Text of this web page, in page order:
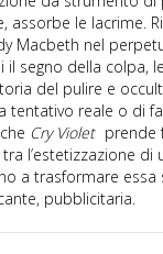
assorbe le lacrime.
Macbeth nel
il segno della colpa,
del pulire e
tentativo reale o di
Cry Violet prende
l’estetizzazione di
a trasformare essa
pubblicitaria.